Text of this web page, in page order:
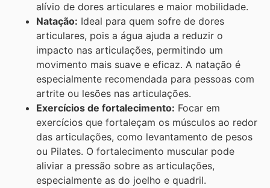
alívio de dores articulares e maior mobilidade.
Natação: Ideal para quem sofre de dores
articulares, pois a água ajuda a reduzir o
impacto nas articulações, permitindo um
movimento mais suave e eficaz. A natação é
especialmente recomendada para pessoas com
artrite ou lesões nas articulações.
Exercícios de fortalecimento: Focar em
exercícios que fortaleçam os músculos ao redor
das articulações, como levantamento de pesos
ou Pilates. O fortalecimento muscular pode
aliviar a pressão sobre as articulações,
especialmente as do joelho e quadril.